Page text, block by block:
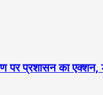
प्रशासन का एक्शन,